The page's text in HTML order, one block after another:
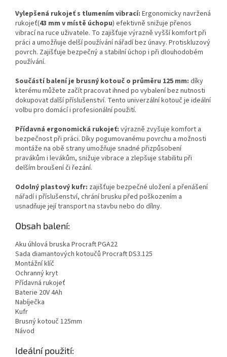
Vylepšená rukojeť s tlumením vibrací: Ergonomicky navržená
rukojeť(43 mm v místě úchopu) efektivně snižuje přenos
vibrací na ruce uživatele. To zajišťuje výrazně vyšší komfort při
práci a umožňuje delší používání nářadí bez únavy. Protiskluzový
povrch. Zajišťuje bezpečný a stabilní úchop i při dlouhodobém
používání.
Součástí balení je brusný kotouč o průměru 125 mm: díky
kterému můžete začít pracovat ihned po vybalení bez nutnosti
dokupovat další příslušenství. Tento univerzální kotouč je ideální
volbu pro domácí i profesionální použití.
Přídavná ergonomická rukojeť: výrazně zvyšuje komfort a
bezpečnost při práci. Díky pogumovanému povrchu a možnosti
montáže na obě strany umožňuje snadné přizpůsobení
pravákům i levákům, snižuje vibrace a zlepšuje stabilitu při
delším broušení či řezání.
Odolný plastový kufr: zajišťuje bezpečné uložení a přenášení
nářadí i příslušenství, chrání brusku před poškozením a
usnadňuje její transport na stavbu nebo do dílny.
Obsah balení:
Aku úhlová bruska Procraft PGA22
Sada diamantových kotoučů Procraft DS3.125
Montážní klíč
Ochranný kryt
Přídavná rukojeť
Baterie 20V 4Ah
Nabíječka
Kufr
Brusný kotouč 125mm
Návod
Ideální použití: